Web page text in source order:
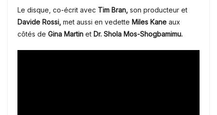
Le disque, co-écrit avec Tim Bran, son producteur et
Davide Rossi, met aussi en vedette Miles Kane aux
côtés de Gina Martin et Dr. Shola Mos-Shogbamimu.